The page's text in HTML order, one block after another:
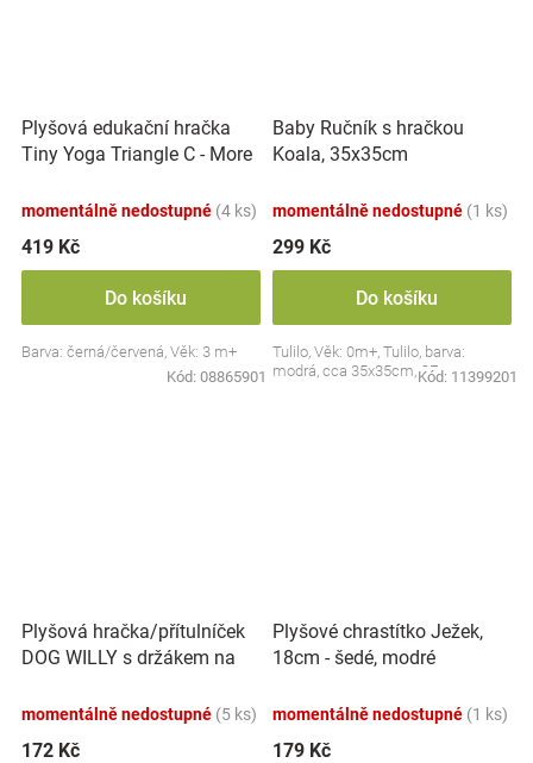
Plyšová edukační hračka
Tiny Yoga Triangle C - More
BabyOno
momentálně nedostupné (4 ks)
419 Kč
Do košíku
Barva: černá/červená, Věk: 3 m+
Kód: 08865901
Baby Ručník s hračkou
Koala, 35x35cm
momentálně nedostupné (1 ks)
299 Kč
Do košíku
Tulilo, Věk: 0m+, Tulilo, barva:
modrá, cca 35x35cm, CE
Kód: 11399201
Plyšová hračka/přítulníček
DOG WILLY s držákem na
momentálně nedostupné (5 ks)
172 Kč
Plyšové chrastítko Ježek,
18cm - šedé, modré
momentálně nedostupné (1 ks)
179 Kč